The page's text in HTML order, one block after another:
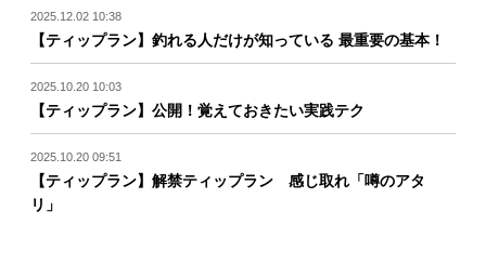
2025.12.02 10:38
【ティップラン】釣れる人だけが知っている 最重要の基本！
2025.10.20 10:03
【ティップラン】公開！覚えておきたい実践テク
2025.10.20 09:51
【ティップラン】解禁ティップラン 感じ取れ「噂のアタ
リ」